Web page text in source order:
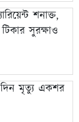
শনাক্ত,
সুরক্ষাও
মৃত্যু একশর